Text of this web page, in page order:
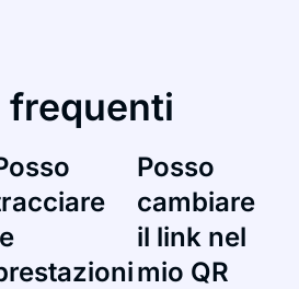
frequenti
Posso
cambiare
il link nel
mio QR